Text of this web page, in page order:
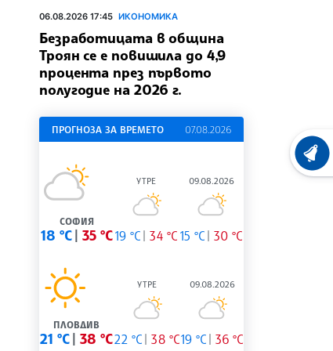
06.08.2026 17:45 ИКОНОМИКА
Безработицата в община
Троян се е повишила до 4,9
процента през първото
полугодие на 2026 г.
ПРОГНОЗА ЗА ВРЕМЕТО 07.08.2026
СОФИЯ
18 °C 35 °C
УТРЕ
19 °C 34 °C
09.08.2026
15 °C 30 °C
ПЛОВДИВ
21 °C 38 °C
УТРЕ
22 °C 38 °C
09.08.2026
19 °C 36 °C